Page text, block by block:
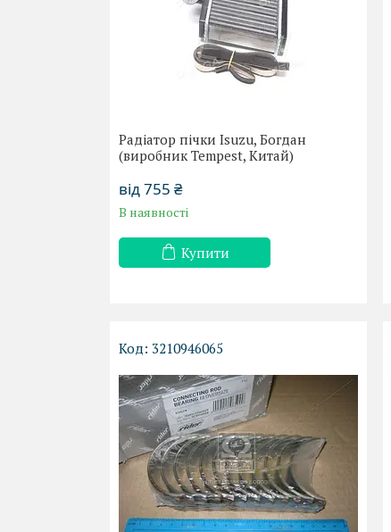
Радіатор пічки Isuzu, Богдан
(виробник Tempest, Китай)
від 755 ₴
В наявності
Купити
3210946065